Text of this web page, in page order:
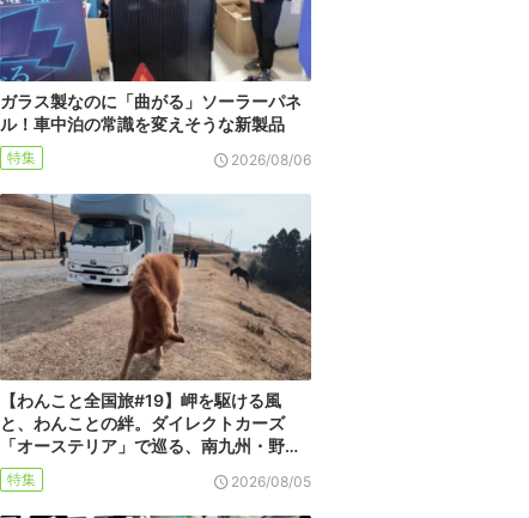
ガラス製なのに「曲がる」ソーラーパネ
ル！車中泊の常識を変えそうな新製品
特集 2026/08/06
【わんこと全国旅#19】岬を駆ける風
と、わんことの絆。ダイレクトカーズ
「オーステリア」で巡る、南九州・野…
特集 2026/08/05